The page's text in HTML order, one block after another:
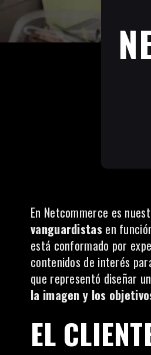
En Netcommerce es
vanguardistasen
está conformado por
contenidos de interés
que representó diseñar
la imagen y los
EL